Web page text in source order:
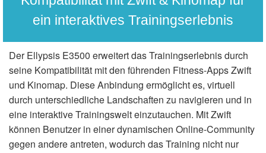
ein interaktives Trainingserlebnis
Der Ellypsis E3500 erweitert das Trainingserlebnis durch
seine Kompatibilität mit den führenden Fitness-Apps Zwift
und Kinomap. Diese Anbindung ermöglicht es, virtuell
durch unterschiedliche Landschaften zu navigieren und in
eine interaktive Trainingswelt einzutauchen. Mit Zwift
können Benutzer in einer dynamischen Online-Community
gegen andere antreten, wodurch das Training nicht nur